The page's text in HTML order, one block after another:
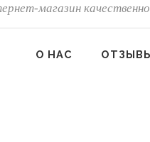
магазин
О НАС